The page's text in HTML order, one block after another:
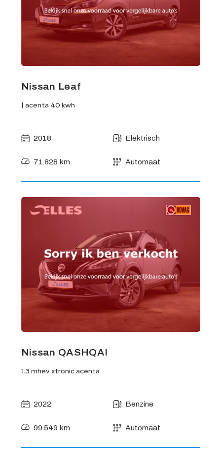
Nissan Leaf
| acenta 40 kwh
2018 Elektrisch
71.828 km Automaat
Nissan QASHQAI
1.3 mhev xtronic acenta
2022 Benzine
99.549 km Automaat